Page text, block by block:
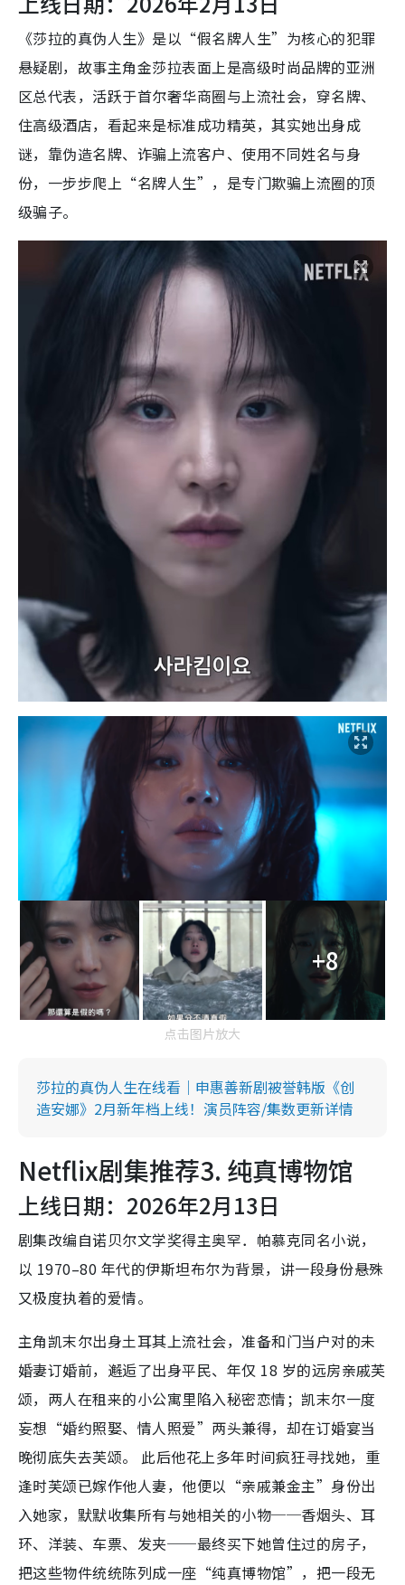
《莎拉的真伪人生》是以“假名牌人生”为核心的犯罪
悬疑剧，故事主角金莎拉表面上是高级时尚品牌的亚洲
区总代表，活跃于首尔奢华商圈与上流社会，穿名牌、
住高级酒店，看起来是标准成功精英，其实她出身成
谜，靠伪造名牌、诈骗上流客户、使用不同姓名与身
份，一步步爬上“名牌人生”，是专门欺骗上流圈的顶
级骗子。
+8
点击图片放大
莎拉的真伪人生在线看｜申惠善新剧被誉韩版《创
造安娜》2月新年档上线！演员阵容/集数更新详情
Netflix剧集推荐3. 纯真博物馆
上线日期：2026年2月13日
剧集改编自诺贝尔文学奖得主奥罕．帕慕克同名小说，
以 1970–80 年代的伊斯坦布尔为背景，讲一段身份悬殊
又极度执着的爱情。
主角凯末尔出身土耳其上流社会，准备和门当户对的未
婚妻订婚前，邂逅了出身平民、年仅 18 岁的远房亲戚芙
颂，两人在租来的小公寓里陷入秘密恋情；凯末尔一度
妄想“婚约照娶、情人照爱”两头兼得，却在订婚宴当
晚彻底失去芙颂。 此后他花上多年时间疯狂寻找她，重
逢时芙颂已嫁作他人妻，他便以“亲戚兼金主”身份出
入她家，默默收集所有与她相关的小物──香烟头、耳
环、洋装、车票、发夹──最终买下她曾住过的房子，
把这些物件统统陈列成一座“纯真博物馆”，把一段无